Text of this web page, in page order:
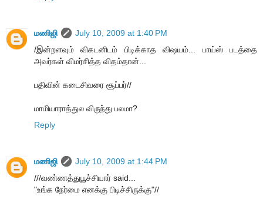
மணிஜி
July 10, 2009 at 1:40 PM
/இன்றளவும் விகடனிடம் பிடிக்காத விஷயம்... பாய்ஸ் படத்தை
அவர்கள் விமர்சித்த விதம்தான்...
பதிவின் கடைசிவரை சூப்பர்//
மாமியாராத்துல விருந்து பலமா?
Reply
மணிஜி
July 10, 2009 at 1:44 PM
///வண்ணத்துபூச்சியார் said...
"உங்க நேர்மை எனக்கு பிடிச்சிருக்கு"//